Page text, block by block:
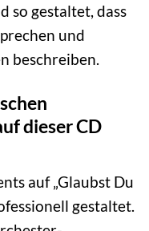
so gestaltet, dass
und
beschreiben.
dieser CD
auf „Glaubst Du
gestaltet.